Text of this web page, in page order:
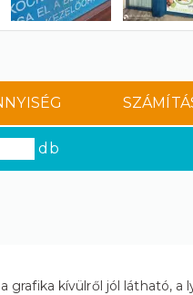
db
kívülről jól látható, a